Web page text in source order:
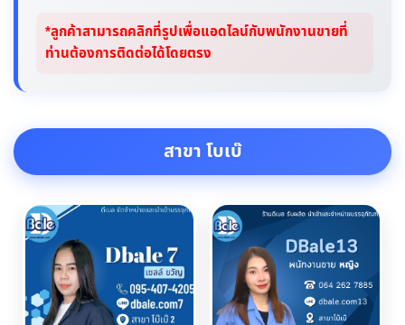
*ลูกค้าสามารถคลิกที่รูปเพื่อแอดไลน์กับพนักงานขายที่
ท่านต้องการติดต่อได้โดยตรง
สาขา โบเบ๊